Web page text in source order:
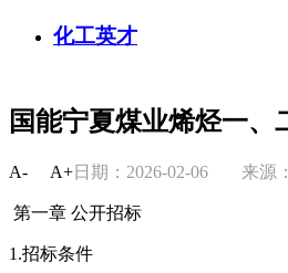
化工英才
国能宁夏煤业烯烃一
A- A+日期：2026-02-06 来源
第一章 公开招标
1.招标条件